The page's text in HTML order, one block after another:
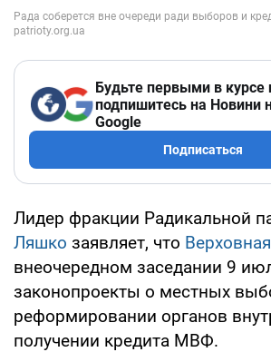
Будьте первыми в курсе
подпишитесь на Новини
Google
Подписаться
Лидер фракции Радикальной
Ляшко заявляет, что
внеочередном заседании 9
законопроекты о местных
реформировании органов
получении кредита МВФ.